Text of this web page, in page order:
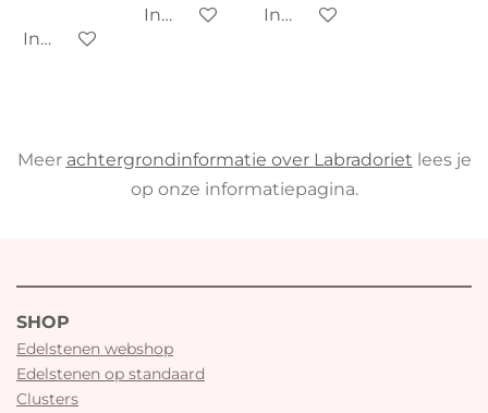
In winkelwagen
In winkelwagenIn winkelwagen
Meer achtergrondinformatie over Labradoriet lees je
op onze informatiepagina.
SHOP
Edelstenen webshop
Edelstenen op standaard
Clusters